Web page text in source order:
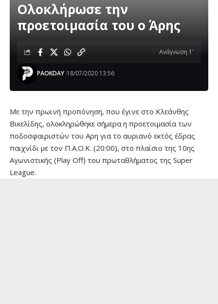
Ολοκλήρωσε την
προετοιμασία του ο Άρης
PAOKDAY 18/07/2020 13:56
Ανάγνωση 1'
Με την πρωινή προπόνηση, που έγινε στο Κλεάνθης
Βικελίδης, ολοκληρώθηκε σήμερα η προετοιμασία των
ποδοσφαιριστών του Αρη για το αυριανό εκτός έδρας
παιχνίδι με τον Π.Α.Ο.Κ. (20:00), στο πλαίσιο της 10ης
Αγωνιστικής (Play Off) του πρωταθλήματος της Super
League.